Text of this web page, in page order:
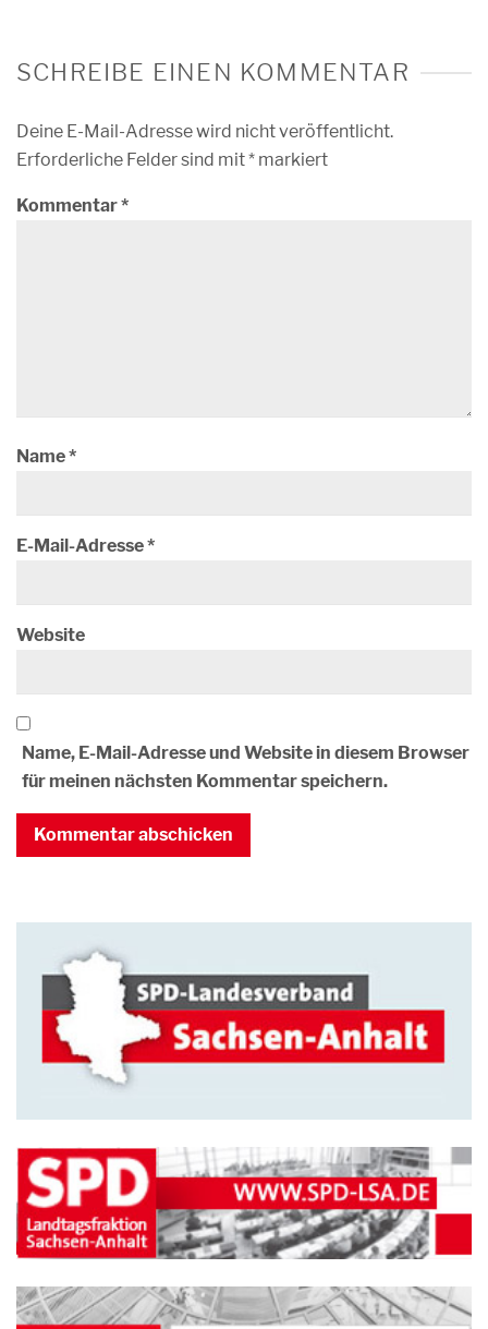
SCHREIBE EINEN KOMMENTAR
Deine E-Mail-Adresse wird nicht veröffentlicht.
Erforderliche Felder sind mit* markiert
Kommentar*
Name*
E-Mail-Adresse*
Website
Name, E-Mail-Adresse und Website in diesem Browser
für meinen nächsten Kommentar speichern.